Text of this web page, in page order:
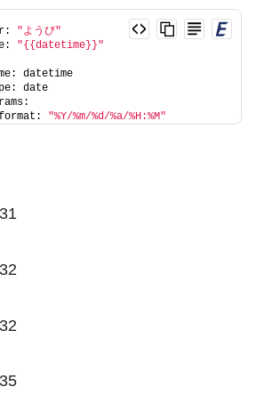
"ようび"
"{{datetime}}"
datetime
date
"%Y/%m/%d/%a/%H:%M"